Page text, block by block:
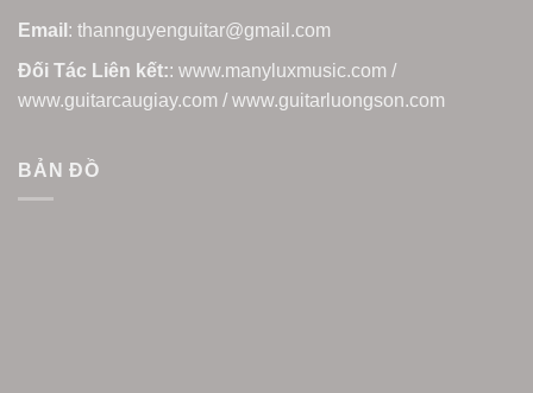
Email : thannguyenguitar@gmail.com
Đối Tác Liên kết:: www.manyluxmusic.com /
www.guitarcaugiay.com / www.guitarluongson.com
BẢN ĐỒ